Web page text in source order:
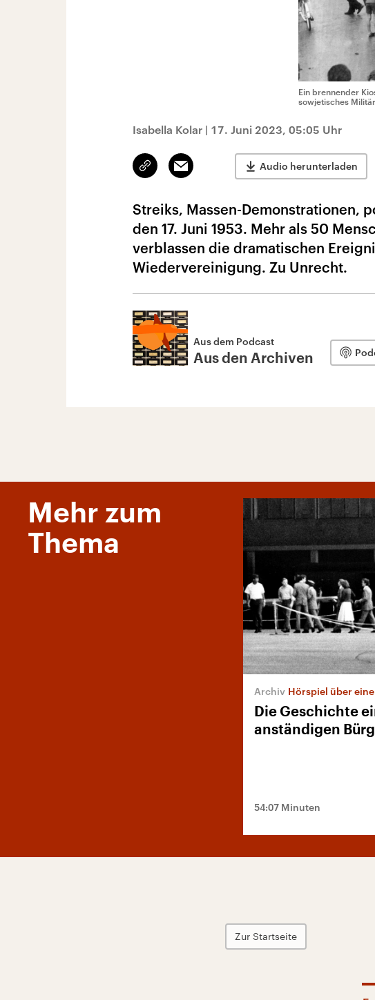
Ein brennender
sowjetisches
Isabella Kolar | 17. Juni 2023, 05:05 Uhr
Link
kopieren/teilen
Email Audio herunterladen
Streiks, Massen-Demonstrationen,
den 17. Juni 1953. Mehr als 50
verblassen die dramatischen
Wiedervereinigung. Zu Unrecht.
Aus dem Podcast
Aus den Archiven
Mehr zum
Thema
Hörspiel über
Die Geschichte
anständigen
54:07 Minuten
Zur Startseite